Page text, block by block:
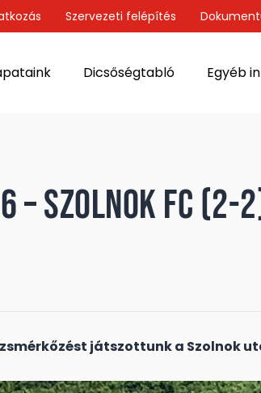
Szervezeti felépítés
Dicsőségtabló Egyéb
– Szolnok FC (2-
játszottunk a Szolnok